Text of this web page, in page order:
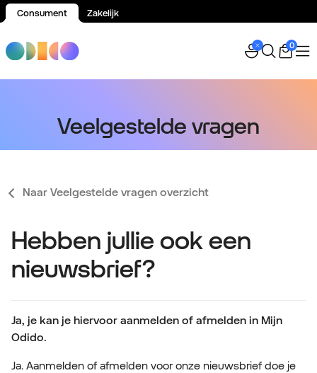
Consument Zakelijk
0
Veelgestelde vragen
Naar Veelgestelde vragen overzicht
Hebben jullie ook een
nieuwsbrief?
Ja, je kan je hiervoor aanmelden of afmelden in Mijn
Odido.
Ja. Aanmelden of afmelden voor onze nieuwsbrief doe je